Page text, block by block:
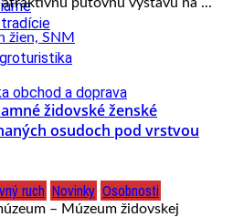
tradície
obchod a doprava
židovské ženské
osudoch pod vrstvou
ruch Novinky Osobnosti
– Múzeum židovskej